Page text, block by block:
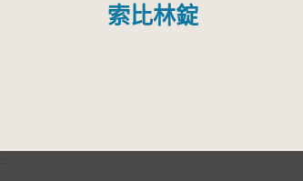
索比林錠